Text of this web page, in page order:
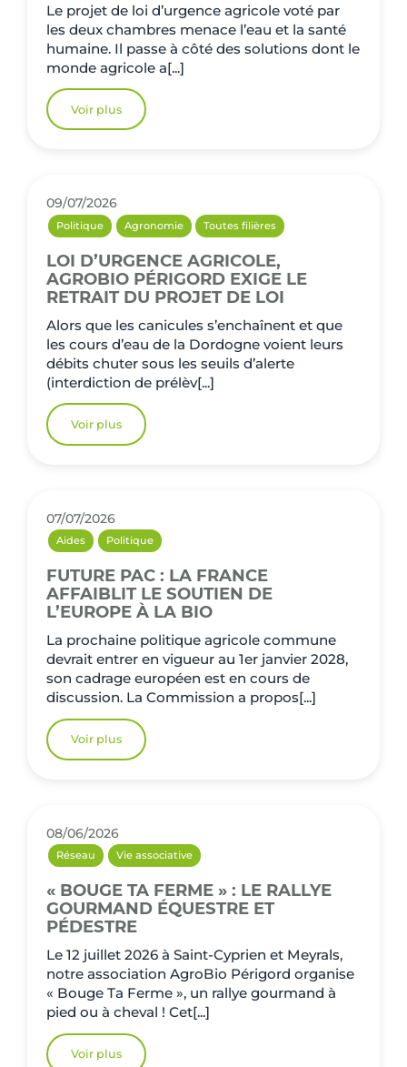
Le projet de loi d’urgence agricole voté par
les deux chambres menace l’eau et la santé
humaine. Il passe à côté des solutions dont le
monde agricole a[...]
Voir plus
09/07/2026
Politique Agronomie Toutes filières
LOI D’URGENCE AGRICOLE,
AGROBIO PÉRIGORD EXIGE LE
RETRAIT DU PROJET DE LOI
Alors que les canicules s’enchaînent et que
les cours d’eau de la Dordogne voient leurs
débits chuter sous les seuils d’alerte
(interdiction de prélèv[...]
Voir plus
07/07/2026
Aides Politique
FUTURE PAC : LA FRANCE
AFFAIBLIT LE SOUTIEN DE
L’EUROPE À LA BIO
La prochaine politique agricole commune
devrait entrer en vigueur au 1er janvier 2028,
son cadrage européen est en cours de
discussion. La Commission a propos[...]
Voir plus
08/06/2026
Réseau Vie associative
« BOUGE TA FERME » : LE RALLYE
GOURMAND ÉQUESTRE ET
PÉDESTRE
Le 12 juillet 2026 à Saint-Cyprien et Meyrals,
notre association AgroBio Périgord organise
« Bouge Ta Ferme », un rallye gourmand à
pied ou à cheval ! Cet[...]
Voir plus